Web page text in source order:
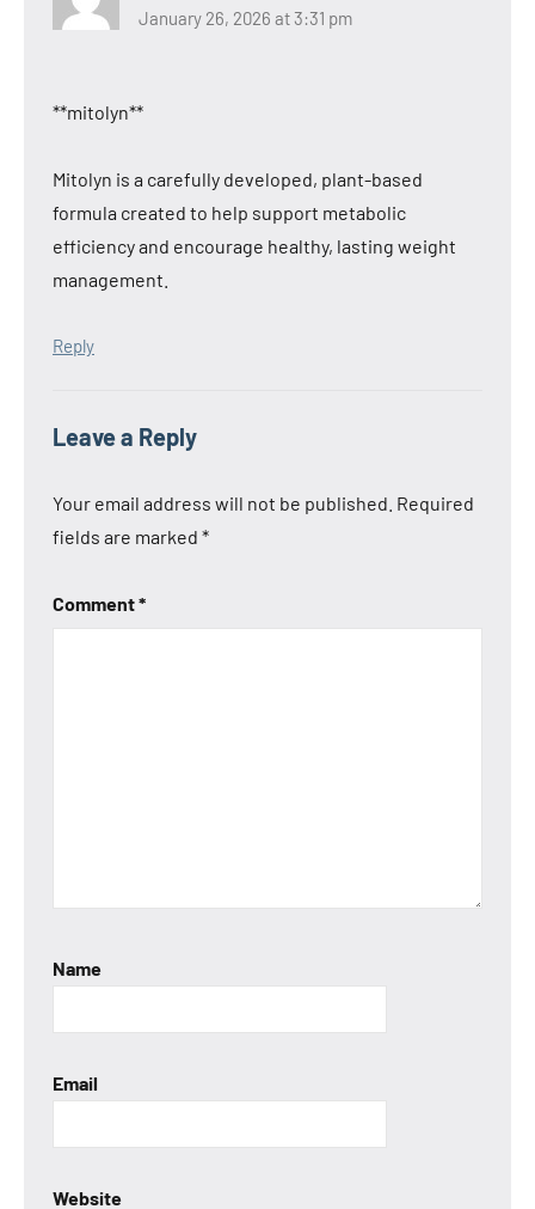
January 26, 2026 at 3:31 pm
**mitolyn**
Mitolyn is a carefully developed, plant-based
formula created to help support metabolic
efficiency and encourage healthy, lasting weight
management.
Reply
Leave a Reply
Your email address will not be published. Required
fields are marked *
Comment*
Name
Email
Website